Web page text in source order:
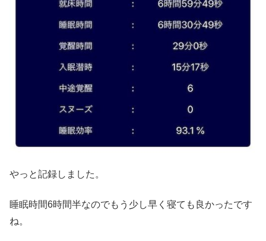
やっと記録しました。
睡眠時間6時間半なのでもう少し早く寝ても良かったです
ね。